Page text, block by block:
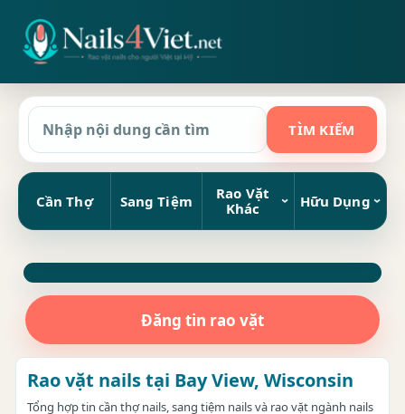
Cần Thợ Sang Tiệm
Rao Vặt
Khác
Hữu Dụng
Đăng tin rao vặt
Rao vặt nails tại Bay View, Wisconsin
Tổng hợp tin cần thợ nails, sang tiệm nails và rao vặt ngành nails